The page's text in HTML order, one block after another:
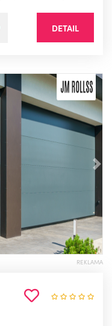
DETAIL
REKLAMA